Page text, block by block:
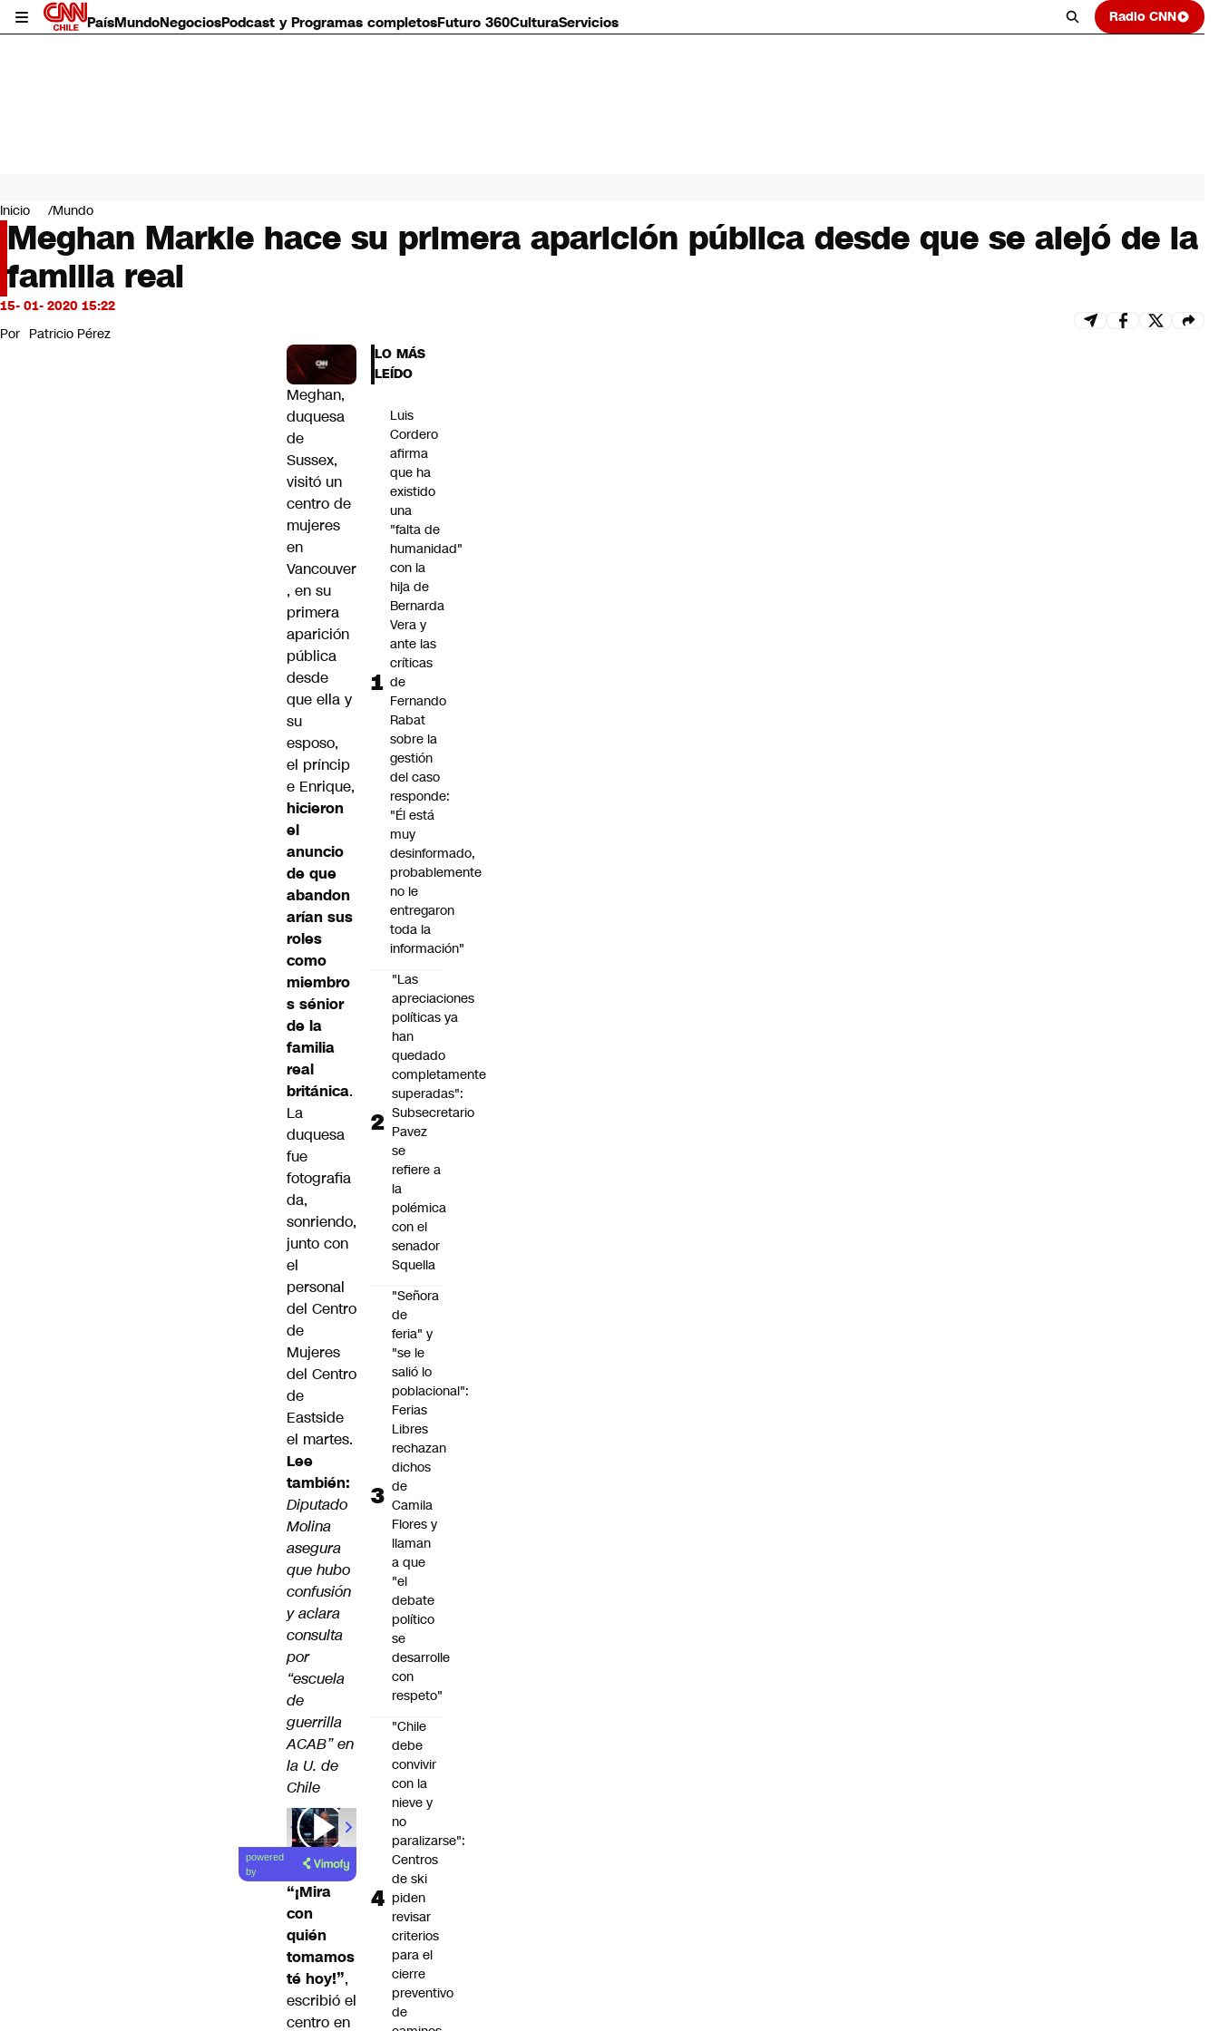
PaísMundoNegociosPodcast y Programas completosFuturo 360CulturaServicios Radio CNN
Mundo
Negocios
Deportes
Programas completos
Cultura
Servicios
Bits
CNN Data
Inicio Mundo
Meghan Markle hace su primera aparición pública desde que se alejó de la
familia real
15- 01- 2020 15:22
Por Patricio Pérez
Meghan,
duquesa
de
Sussex,
visitó un
centro de
mujeres
en
Vancouver
, en su
primera
aparición
pública
desde
que ella y
su
esposo,
el príncip
e Enrique,
hicieron
el
anuncio
de que
abandon
arían sus
roles
como
miembro
s sénior
de la
familia
real
británica.
La
duquesa
fue
fotografia
da,
sonriendo,
junto con
el
personal
del Centro
de
Mujeres
del Centro
de
Eastside
el martes.
Lee
también:
Diputado
Molina
asegura
que hubo
confusión
y aclara
consulta
por
“escuela
de
guerrilla
ACAB” en
la U. de
Chile
powered
by
“¡Mira
con
quién
tomamos
té hoy!”,
escribió el
centro en
LO MÁS
LEÍDO
Luis
Cordero
afirma
que ha
existido
una
"falta de
humanidad"
con la
hija de
Bernarda
Vera y
ante las
críticas
de
Fernando
Rabat
sobre la
gestión
del caso
responde:
"Él está
muy
desinformado,
probablemente
no le
entregaron
toda la
información"
"Las
apreciaciones
políticas ya
han
quedado
completamente
superadas":
Subsecretario
Pavez
se
refiere a
la
polémica
con el
senador
Squella
"Señora
de
feria" y
"se le
salió lo
poblacional":
Ferias
Libres
rechazan
dichos
de
Camila
Flores y
llaman
a que
"el
debate
político
se
desarrolle
con
respeto"
"Chile
debe
convivir
con la
nieve y
no
paralizarse":
Centros
de ski
piden
revisar
criterios
para el
cierre
preventivo
de